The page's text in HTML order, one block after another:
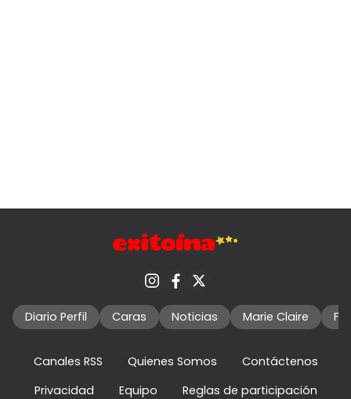
Diario Perfil Caras Noticias Marie Claire
Canales RSS Quienes Somos
Contáctenos
Privacidad
Equipo Reglas de participación